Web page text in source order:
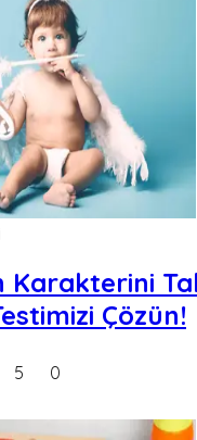
Karakterini
Çözün!
5 0